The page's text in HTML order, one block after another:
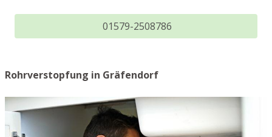
01579-2508786
Rohrverstopfung in Gräfendorf